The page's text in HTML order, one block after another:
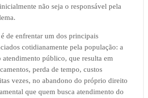
não seja o responsável pela
de enfrentar um dos principais
cotidianamente pela população: a
atendimento público, que resulta em
perda de tempo, custos
vezes, no abandono do próprio direito
que quem busca atendimento do